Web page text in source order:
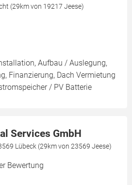
(29km von 19217 Jeese)
Aufbau / Auslegung,
Finanzierung, Dach Vermietung
/ PV Batterie
Services GmbH
Lübeck (29km von 23569 Jeese)
Bewertung